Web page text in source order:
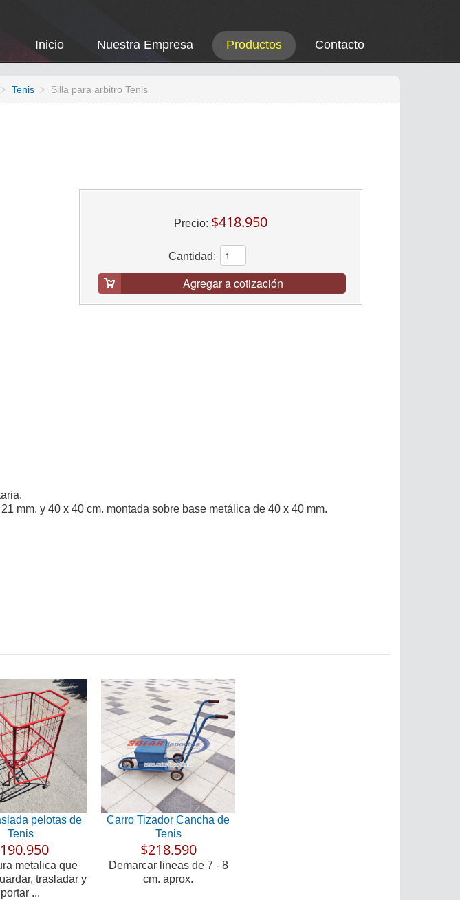
Inicio Nuestra Empresa Productos Contacto
Tenis Silla para arbitro Tenis
Precio: $418.950
Cantidad:
Agregar a cotización
mm. y 40 x 40 cm. montada sobre base metálica de 40 x 40 mm.
pelotas de
Tenis
metalica que
trasladar y
portar ...
Carro Tizador Cancha de
Tenis
$218.590
Demarcar lineas de 7 - 8
cm. aprox.